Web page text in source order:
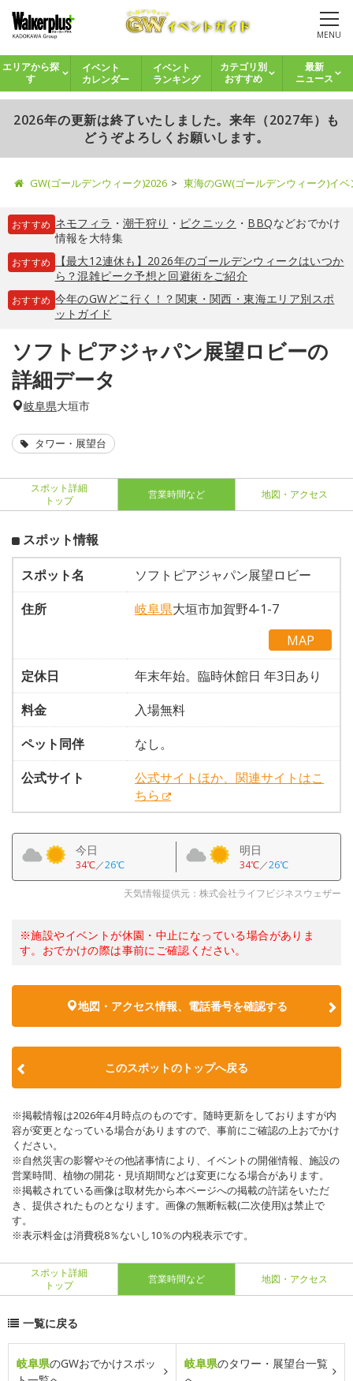
MENU
エリアから探
す
イベント
カレンダー
イベント
ランキング
カテゴリ別
おすすめ
最新
ニュース
2026年の更新は終了いたしました。来年（2027年）も
どうぞよろしくお願いします。
GW(ゴールデンウィーク)2026 東海のGW(ゴールデンウィーク)イ
おすすめ ネモフィラ ・ 潮干狩り ・ ピクニック ・ BBQなどおでかけ
情報を大特集
おすすめ
【最大12連休も】2026年のゴールデンウィークはいつか
ら？混雑ピーク予想と回避術をご紹介
おすすめ 今年のGWどこ行く！？関東・関西・東海エリア別スポ
ットガイド
ソフトピアジャパン展望ロビーの
詳細データ
岐阜県大垣市
タワー・展望台
スポット詳細
トップ
営業時間など 地図・アクセス
スポット情報
スポット名
ソフトピアジャパン展望ロビー
住所
岐阜県大垣市加賀野4-1-7
MAP
定休日
年末年始。臨時休館日 年3日あり
料金
入場無料
ペット同伴
なし。
公式サイト
公式サイトほか、関連サイトはこ
ちら
今日
34℃／26℃
明日
34℃／26℃
天気情報提供元：株式会社ライフビジネスウェザー
※施設やイベントが休園・中止になっている場合がありま
す。おでかけの際は事前にご確認ください。
地図・アクセス情報、電話番号を確認する
このスポットのトップへ戻る
※掲載情報は2026年4月時点のものです。随時更新をしておりますが内
容が変更となっている場合がありますので、事前にご確認の上おでかけ
ください。
※自然災害の影響やその他諸事情により、イベントの開催情報、施設の
営業時間、植物の開花・見頃期間などは変更になる場合があります。
※掲載されている画像は取材先から本ページへの掲載の許諾をいただ
き、提供されたものとなります。画像の無断転載(二次使用)は禁止で
す。
※表示料金は消費税8％ないし10％の内税表示です。
スポット詳細
トップ
営業時間など 地図・アクセス
一覧に戻る
岐阜県のGWおでかけスポッ
岐阜県のタワー・展望台一覧